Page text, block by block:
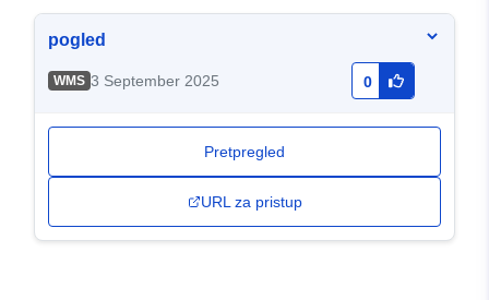
pogled
WMS 3 September 2025 0
Pretpregled
URL za pristup